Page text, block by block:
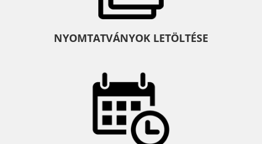
NYOMTATVÁNYOK LETÖLTÉSE